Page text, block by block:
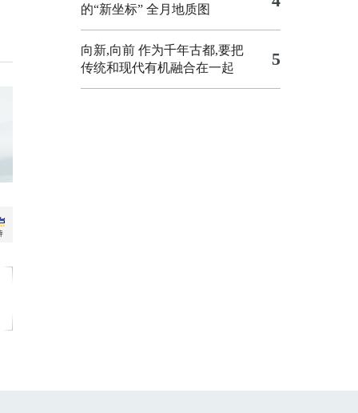
的“新坐标” 全月地质图
向新,向前 作为千年古都,要把
传统和现代有机融合在一起
5